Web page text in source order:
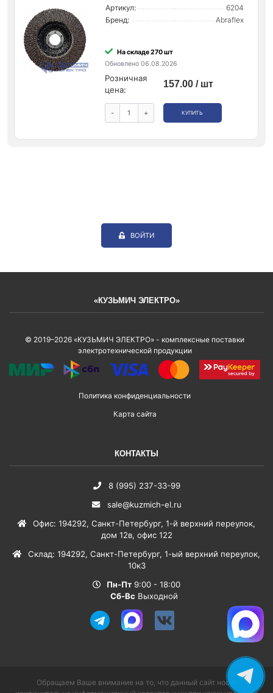
Артикул:
6204
Бренд:
Abraflex
На складе 270 шт
Обновлено 06.08.2026
Розничная
цена:
157.00 / шт
- + КУПИТЬ
ВОЙТИ
«КУЗЬМИЧ ЭЛЕКТРО»
© 2019–2026 «КУЗЬМИЧ ЭЛЕКТРО» - комплексные поставки
электротехнической продукции
Политика конфиденциальности
Карта сайта
КОНТАКТЫ
8 (995) 237-33-99
sale@kuzmich-el.ru
Офис: 194292, Санкт-Петербург, 1-й верхний переулок,
дом 12в, офис 122
Склад: 194292, Санкт-Петербург, 1-ый верхний переулок,
10к3
Пн-Пт 9:00 - 18:00
Сб-Вс Выходной
Обращаем Ваше внимание на то, что данный сайт носит